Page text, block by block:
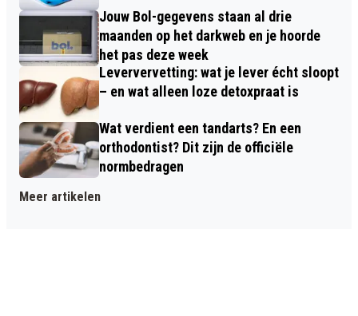
Jouw Bol-gegevens staan al drie
maanden op het darkweb en je hoorde
het pas deze week
Leververvetting: wat je lever écht sloopt
– en wat alleen loze detoxpraat is
Wat verdient een tandarts? En een
orthodontist? Dit zijn de officiële
normbedragen
Meer artikelen